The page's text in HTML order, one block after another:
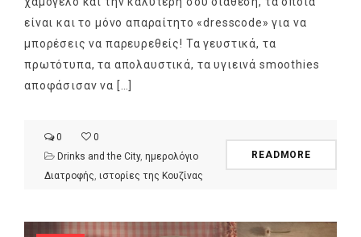
είναι και το μόνο απαραίτητο «dresscode» για να
μπορέσεις να παρευρεθείς! Τα γευστικά, τα
πρωτότυπα, τα απολαυστικά, τα υγιεινά smoothies
αποφάσισαν να […]
0
0
Drinks and the City, ημερολόγιο
Διατροφής ιστορίες της Κουζίνας
READMORE